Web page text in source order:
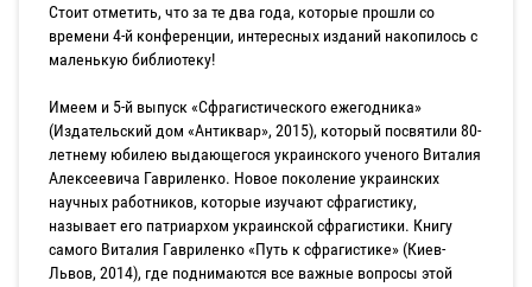
Стоит отметить, что за те два года, которые прошли со
времени 4-й конференции, интересных изданий накопилось с
маленькую библиотеку!
Имеем и 5-й выпуск «Сфрагистического ежегодника»
(Издательский дом «Антиквар», 2015), который посвятили 80-
летнему юбилею выдающегося украинского ученого Виталия
Алексеевича Гавриленко. Новое поколение украинских
научных работников, которые изучают сфрагистику,
называет его патриархом украинской сфрагистики. Книгу
самого Виталия Гавриленко «Путь к сфрагистике» (Киев-
Львов, 2014), где поднимаются все важные вопросы этой